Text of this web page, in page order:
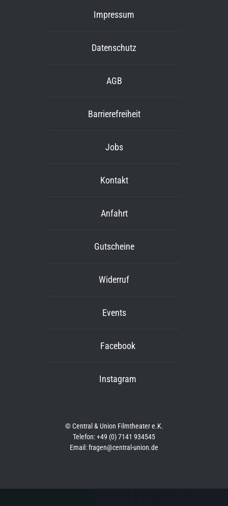
Impressum
Datenschutz
AGB
Barrierefreiheit
Jobs
Kontakt
Anfahrt
Gutscheine
Widerruf
Events
Facebook
Instagram
© Central & Union Filmtheater e.K.
Telefon: +49 (0) 7141 934545
Email: fragen@central-union.de